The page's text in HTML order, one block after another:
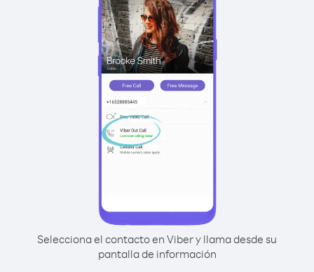
Selecciona el contacto en Viber y llama desde su
pantalla de información